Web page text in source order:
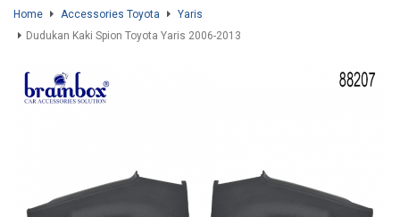
Home Accessories Toyota
Yaris
Dudukan Kaki Spion Toyota Yaris 2006-2013